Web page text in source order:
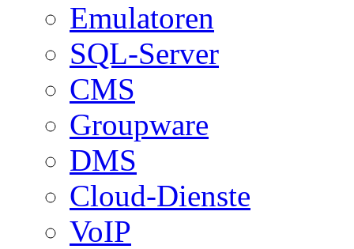
Emulatoren
SQL-Server
CMS
Groupware
DMS
Cloud-Dienste
VoIP